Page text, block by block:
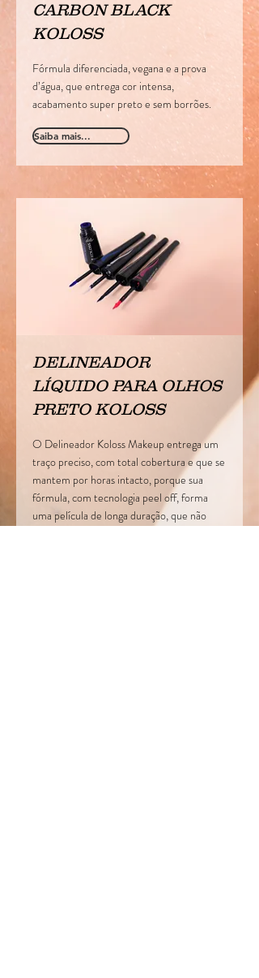
CARBON BLACK
KOLOSS
Fórmula diferenciada, vegana e a prova
d’água, que entrega cor intensa,
acabamento super preto e sem borrões.
Saiba mais...
DELINEADOR
LÍQUIDO PARA OLHOS
PRETO KOLOSS
O Delineador Koloss Makeup entrega um
traço preciso, com total cobertura e que se
mantem por horas intacto, porque sua
fórmula, com tecnologia peel off, forma
uma película de longa duração, que não